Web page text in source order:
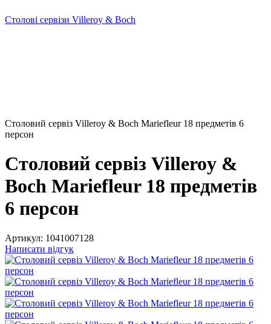
Столові сервізи Villeroy & Boch
Столовий сервіз Villeroy & Boch Mariefleur 18 предметів 6
персон
Столовий сервіз Villeroy &
Boch Mariefleur 18 предметів
6 персон
Артикул: 1041007128
Написати відгук